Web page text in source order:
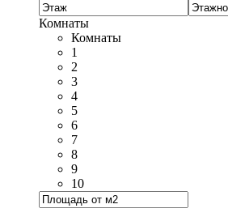
Комнаты
Комнаты
1
2
3
4
5
6
7
8
9
10